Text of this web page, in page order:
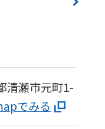
清瀬市元町1-
でみる